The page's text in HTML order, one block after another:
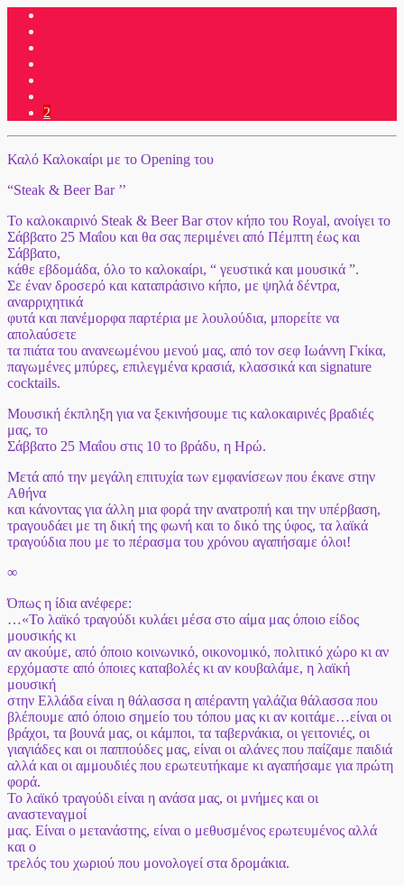
2
Καλό Καλοκαίρι με το Opening του
“Steak & Beer Bar ’’
Το καλοκαιρινό Steak & Beer Bar στον κήπο του Royal, ανοίγει το
Σάββατο 25 Μαΐου και θα σας περιμένει από Πέμπτη έως και
Σάββατο,
κάθε εβδομάδα, όλο το καλοκαίρι, “ γευστικά και μουσικά ”.
Σε έναν δροσερό και καταπράσινο κήπο, με ψηλά δέντρα,
αναρριχητικά
φυτά και πανέμορφα παρτέρια με λουλούδια, μπορείτε να
απολαύσετε
τα πιάτα του ανανεωμένου μενού μας, από τον σεφ Ιωάννη Γκίκα,
παγωμένες μπύρες, επιλεγμένα κρασιά, κλασσικά και signature
cocktails.
Μουσική έκπληξη για να ξεκινήσουμε τις καλοκαιρινές βραδιές
μας, το
Σάββατο 25 Μαΐου στις 10 το βράδυ, η Ηρώ.
Μετά από την μεγάλη επιτυχία των εμφανίσεων που έκανε στην
Αθήνα
και κάνοντας για άλλη μια φορά την ανατροπή και την υπέρβαση,
τραγουδάει με τη δική της φωνή και το δικό της ύφος, τα λαϊκά
τραγούδια που με το πέρασμα του χρόνου αγαπήσαμε όλοι!
∞
Όπως η ίδια ανέφερε:
…«Το λαϊκό τραγούδι κυλάει μέσα στο αίμα μας όποιο είδος
μουσικής κι
αν ακούμε, από όποιο κοινωνικό, οικονομικό, πολιτικό χώρο κι αν
ερχόμαστε από όποιες καταβολές κι αν κουβαλάμε, η λαϊκή
μουσική
στην Ελλάδα είναι η θάλασσα η απέραντη γαλάζια θάλασσα που
βλέπουμε από όποιο σημείο του τόπου μας κι αν κοιτάμε…είναι οι
βράχοι, τα βουνά μας, οι κάμποι, τα ταβερνάκια, οι γειτονιές, οι
γιαγιάδες και οι παππούδες μας, είναι οι αλάνες που παίζαμε παιδιά
αλλά και οι αμμουδιές που ερωτευτήκαμε κι αγαπήσαμε για πρώτη
φορά.
Το λαϊκό τραγούδι είναι η ανάσα μας, οι μνήμες και οι
αναστεναγμοί
μας. Είναι ο μετανάστης, είναι ο μεθυσμένος ερωτευμένος αλλά
και ο
τρελός του χωριού που μονολογεί στα δρομάκια.